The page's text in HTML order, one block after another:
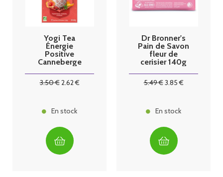
Yogi Tea
Énergie
Positive
Canneberge
3.50€2.62€
En stock
Dr Bronner's
Pain de Savon
fleur de
cerisier 140g
5.49€3.85€
En stock